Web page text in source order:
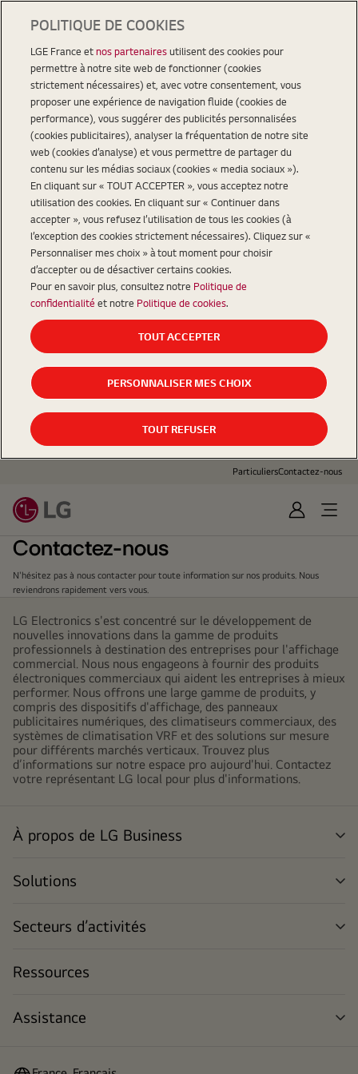
ParticuliersContactez-nous
Sign
Contactez-nous
N'hésitez pas à nous contacter pour toute information sur nos produits. Nous
reviendrons rapidement vers vous.
LG Electronics s'est concentré sur le développement de
nouvelles innovations dans la gamme de produits
professionnels à destination des entreprises pour l'affichage
commercial. Nous nous engageons à fournir des produits
électroniques commerciaux qui aident les entreprises à mieux
performer. Nous offrons une large gamme de produits, y
compris des dispositifs d'affichage, des panneaux
publicitaires numériques, des climatiseurs commerciaux, des
systèmes de climatisation VRF et des solutions sur mesure
pour différents marchés verticaux. Trouvez plus
d’informations sur notre espace pro aujourd'hui. Contactez
votre représentant LG local pour plus d'informations.
À propos de LG Business
Solutions
Secteurs d’activités
Ressources
Assistance
POLITIQUE DE COOKIES
LGE France etnos partenairesutilisent des cookies pour
permettre à notre site web de fonctionner (cookies
strictement nécessaires) et, avec votre consentement, vous
proposer une expérience de navigation fluide (cookies de
performance), vous suggérer des publicités personnalisées
(cookies publicitaires), analyser la fréquentation de notre site
web (cookies d’analyse) et vous permettre de partager du
contenu sur les médias sociaux (cookies « media sociaux »).
En cliquant sur « TOUT ACCEPTER », vous acceptez notre
utilisation des cookies. En cliquant sur « Continuer dans
accepter », vous refusez l’utilisation de tous les cookies (à
l’exception des cookies strictement nécessaires). Cliquez sur «
Personnaliser mes choix » à tout moment pour choisir
d’accepter ou de désactiver certains cookies.
Pour en savoir plus, consultez notre Politique de
confidentialité et notre Politique de cookies.
TOUT ACCEPTER
PERSONNALISER MES CHOIX
TOUT REFUSER